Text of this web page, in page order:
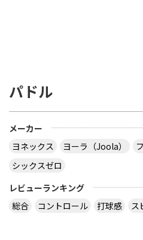
パドル
メーカー
ヨネックス
ヨーラ（Joola）
シックスゼロ
レビューランキング
総合
コントロール 打球感 ス